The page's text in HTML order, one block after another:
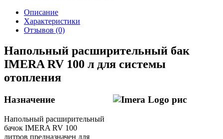
Описание
Характеристики
Отзывов (0)
Напольный расширительный бак
IMERA RV 100 л для системы
отопления
Назначение
Напольный расширительный
бачок IMERA RV 100
литров предназначен для